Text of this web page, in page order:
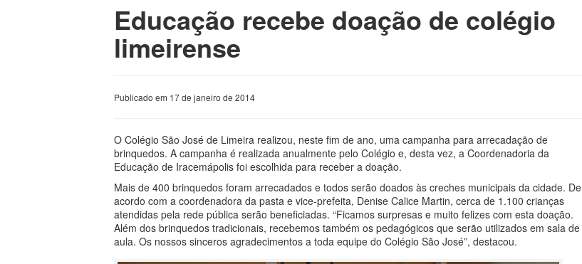
Educação recebe doação de colégio
limeirense
Publicado em 17 de janeiro de 2014
O Colégio São José de Limeira realizou, neste fim de ano, uma campanha para arrecadação de
brinquedos. A campanha é realizada anualmente pelo Colégio e, desta vez, a Coordenadoria da
Educação de Iracemápolis foi escolhida para receber a doação.
Mais de 400 brinquedos foram arrecadados e todos serão doados às creches municipais da cidade. De
acordo com a coordenadora da pasta e vice-prefeita, Denise Calice Martin, cerca de 1.100 crianças
atendidas pela rede pública serão beneficiadas. “Ficamos surpresas e muito felizes com esta doação.
Além dos brinquedos tradicionais, recebemos também os pedagógicos que serão utilizados em sala de
aula. Os nossos sinceros agradecimentos a toda equipe do Colégio São José”, destacou.